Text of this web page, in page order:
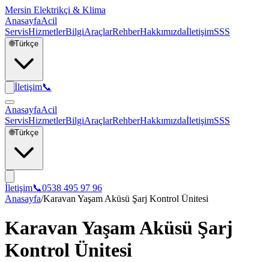
Mersin Elektrikçi & Klima
AnasayfaAcil
ServisHizmetlerBilgiAraçlarRehberHakkımızdaİletişimSSS
🌐Türkçe
İletişim📞
AnasayfaAcil
ServisHizmetlerBilgiAraçlarRehberHakkımızdaİletişimSSS
🌐Türkçe
İletişim📞0538 495 97 96
Anasayfa/Karavan Yaşam Aküsü Şarj Kontrol Ünitesi
Karavan Yaşam Aküsü Şarj
Kontrol Ünitesi